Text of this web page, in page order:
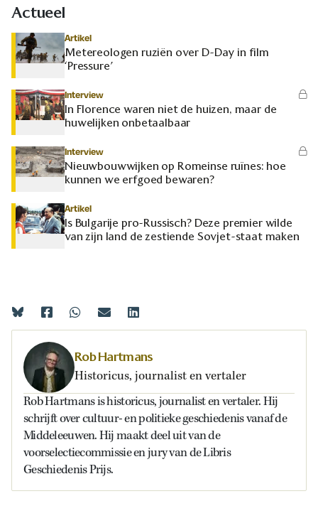
Actueel
Artikel
Metereologen ruziën over D-Day in film
‘Pressure’
Interview
In Florence waren niet de huizen, maar de
huwelijken onbetaalbaar
Interview
Nieuwbouwwijken op Romeinse ruïnes: hoe
kunnen we erfgoed bewaren?
Artikel
Is Bulgarije pro-Russisch? Deze premier wilde
van zijn land de zestiende Sovjet-staat maken
Rob Hartmans
Historicus, journalist en vertaler
Rob Hartmans is historicus, journalist en vertaler. Hij
schrijft over cultuur- en politieke geschiedenis vanaf de
Middeleeuwen. Hij maakt deel uit van de
voorselectiecommissie en jury van de Libris
Geschiedenis Prijs.